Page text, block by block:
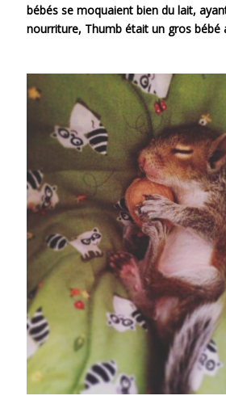
bébés se moquaient bien du lait,
nourriture, Thumb était un gros bébé